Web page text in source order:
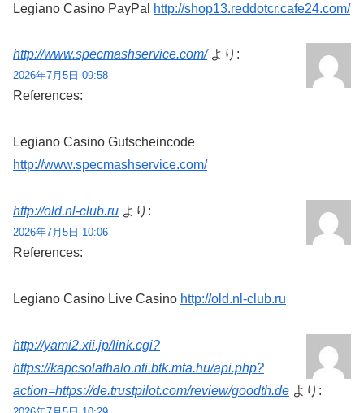
Legiano Casino PayPal http://shop13.reddotcr.cafe24.com/
http://www.specmashservice.com/ より:
2026年7月5日 09:58
References:
Legiano Casino Gutscheincode
http://www.specmashservice.com/
http://old.nl-club.ru より:
2026年7月5日 10:06
References:
Legiano Casino Live Casino http://old.nl-club.ru
http://yami2.xii.jp/link.cgi?
https://kapcsolathalo.nti.btk.mta.hu/api.php?
action=https://de.trustpilot.com/review/goodth.de より: